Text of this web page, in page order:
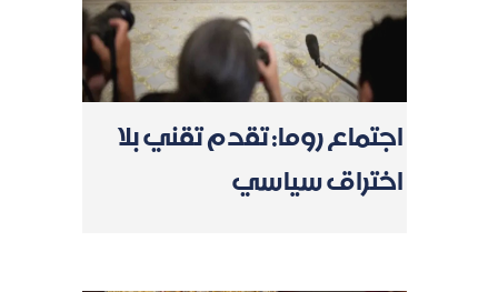
اجتماع روما: تقدم تقني بلا
اختراق سياسي